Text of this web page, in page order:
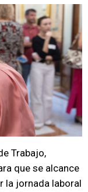
Trabajo,
que se alcance
la jornada laboral